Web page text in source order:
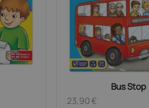
Bus Stop
23,90€